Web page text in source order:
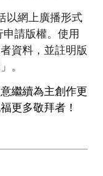
以網上廣播形式
請版權。使用
資料，並註明版
。
繼續為主創作更
更多敬拜者！